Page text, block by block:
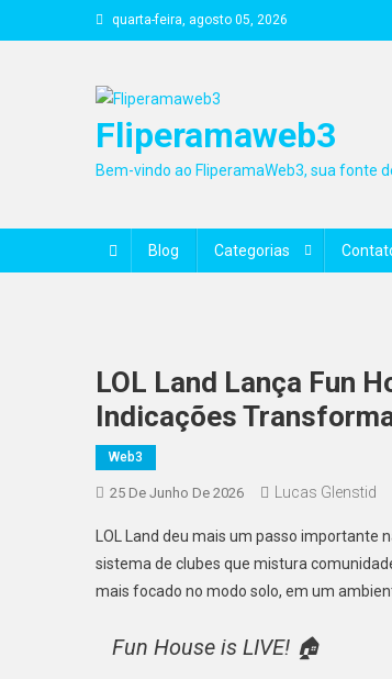
to
quarta-feira, agosto 05, 2026
Fliperamaweb3
Bem-vindo ao FliperamaWeb3, sua fonte
Blog Categorias
LOL Land Lança Fun
Indicações
Web3
25 De Junho De 2026 Lucas Glenstid
LOL Land deu mais um passo importante
sistema de clubes que mistura
mais focado no modo solo, em um
Fun House is LIVE! 🏠